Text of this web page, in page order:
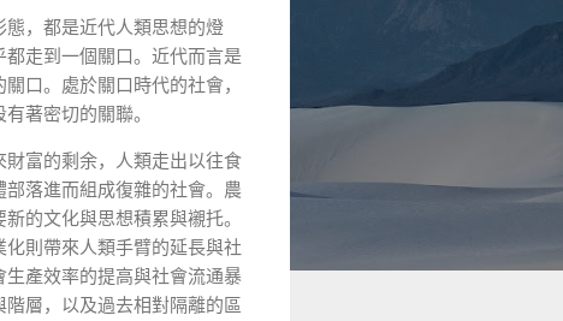
，都是近代人類思想的燈
走到一個關口。近代而言是
口。處於關口時代的社會，
著密切的關聯。
富的剩余，人類走出以往食
落進而組成復雜的社會。農
的文化與思想積累與襯托。
則帶來人類手臂的延長與社
產效率的提高與社會流通暴
層，以及過去相對隔離的區